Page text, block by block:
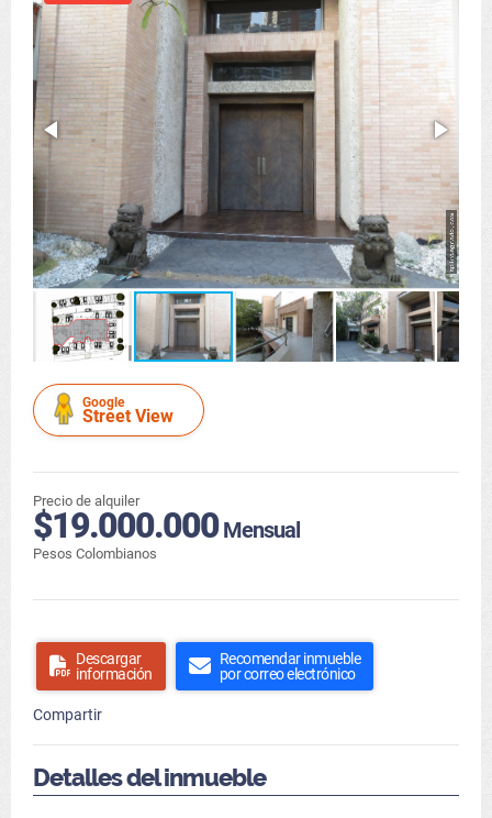
Google
Street View
Precio de alquiler
$19.000.000Mensual
Pesos Colombianos
Descargar
información
Recomendar inmueble
por correo electrónico
Compartir
Detalles del inmueble